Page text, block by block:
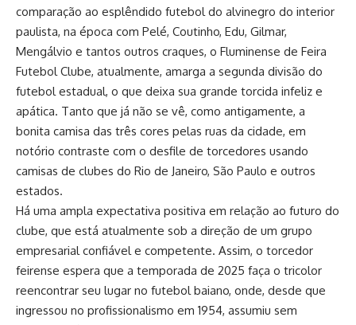
comparação ao esplêndido futebol do alvinegro do interior
paulista, na época com Pelé, Coutinho, Edu, Gilmar,
Mengálvio e tantos outros craques, o Fluminense de Feira
Futebol Clube, atualmente, amarga a segunda divisão do
futebol estadual, o que deixa sua grande torcida infeliz e
apática. Tanto que já não se vê, como antigamente, a
bonita camisa das três cores pelas ruas da cidade, em
notório contraste com o desfile de torcedores usando
camisas de clubes do Rio de Janeiro, São Paulo e outros
estados.
Há uma ampla expectativa positiva em relação ao futuro do
clube, que está atualmente sob a direção de um grupo
empresarial confiável e competente. Assim, o torcedor
feirense espera que a temporada de 2025 faça o tricolor
reencontrar seu lugar no futebol baiano, onde, desde que
ingressou no profissionalismo em 1954, assumiu sem